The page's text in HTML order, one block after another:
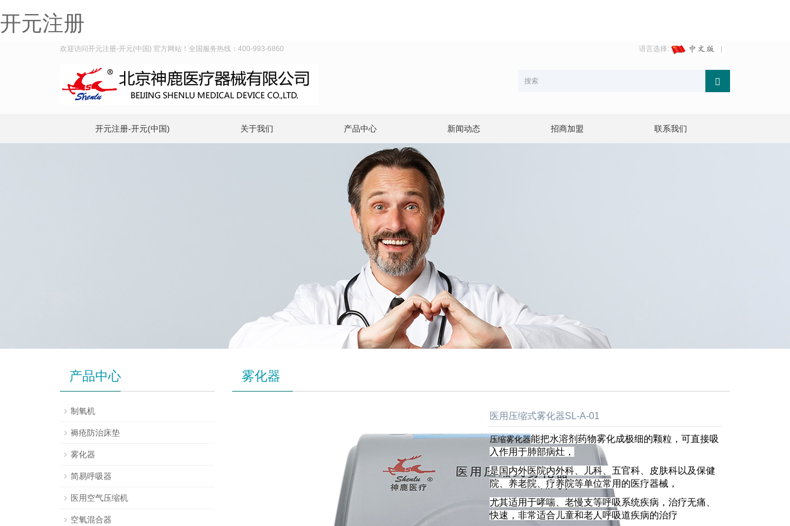
开元注册
欢迎访问开元注册-开元(中国) 官方网站！全国服务热线：400-993-6860 语言选择:
开元注册-开元(中国) 关于我们 产品中心 新闻动态 招商加盟 联系我们
雾化器
医用压缩式雾化器SL-A-01
压缩雾化器能把水溶剂药物雾化成极细的颗粒，可直接吸
入作用于肺部病灶，
是国内外医院内外科、儿科、五官科、皮肤科以及保健
院、养老院、疗养院等单位常用的医疗器械，
尤其适用于哮喘、老慢支等呼吸系统疾病，治疗无痛、
快速，非常适合儿童和老人呼吸道疾病的治疗
产品中心
制氧机
褥疮防治床垫
雾化器
简易呼吸器
医用空气压缩机
空氧混合器